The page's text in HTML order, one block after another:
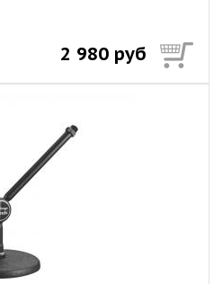
2 980 руб